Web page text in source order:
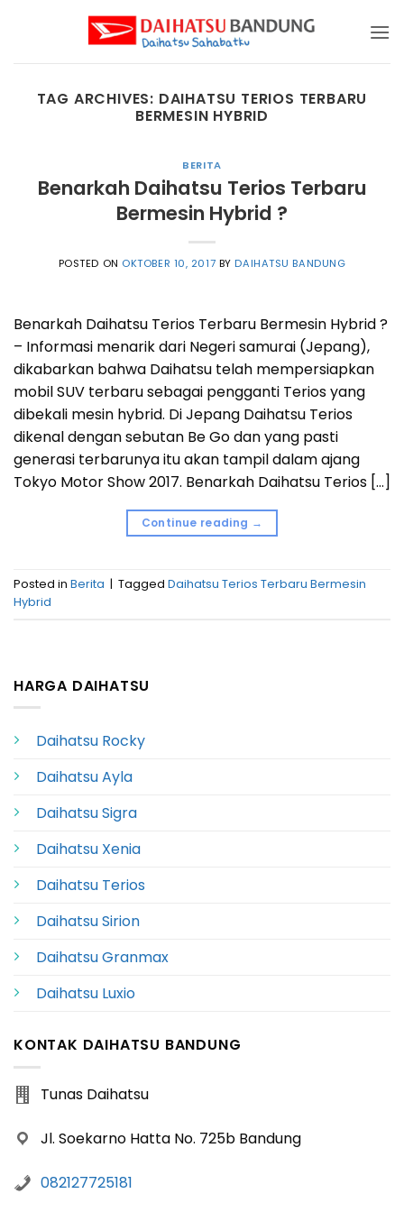
TAG ARCHIVES: DAIHATSU TERIOS TERBARU
BERMESIN HYBRID
BERITA
Benarkah Daihatsu Terios Terbaru
Bermesin Hybrid ?
POSTED ON OKTOBER 10, 2017 BYDAIHATSU BANDUNG
Benarkah Daihatsu Terios Terbaru Bermesin Hybrid ?
– Informasi menarik dari Negeri samurai (Jepang),
dikabarkan bahwa Daihatsu telah mempersiapkan
mobil SUV terbaru sebagai pengganti Terios yang
dibekali mesin hybrid. Di Jepang Daihatsu Terios
dikenal dengan sebutan Be Go dan yang pasti
generasi terbarunya itu akan tampil dalam ajang
Tokyo Motor Show 2017. Benarkah Daihatsu Terios […]
Continue reading →
Posted in Berita | Tagged Daihatsu Terios Terbaru Bermesin
Hybrid
HARGA DAIHATSU
Daihatsu Rocky
Daihatsu Ayla
Daihatsu Sigra
Daihatsu Xenia
Daihatsu Terios
Daihatsu Sirion
Daihatsu Granmax
Daihatsu Luxio
KONTAK DAIHATSU BANDUNG
Tunas Daihatsu
Jl. Soekarno Hatta No. 725b Bandung
082127725181